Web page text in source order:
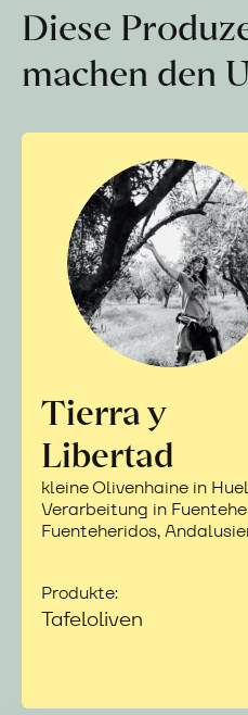
Diese
machen den
Tierra y
Libertad
kleine Olivenhaine in
Verarbeitung in
Fuenteheridos,
Produkte:
Tafeloliven